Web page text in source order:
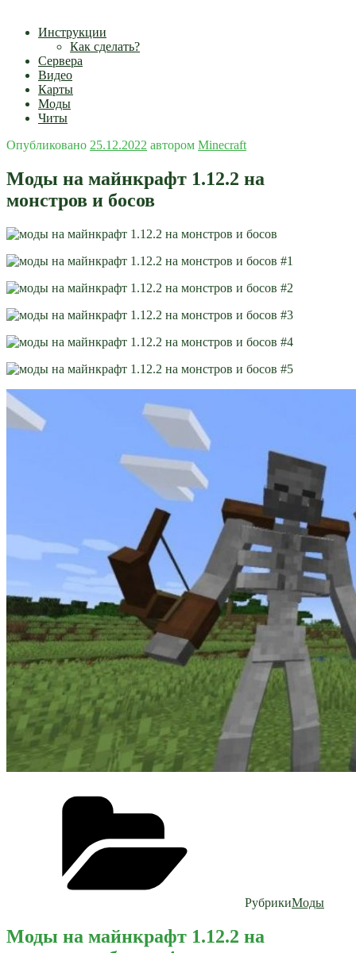
Инструкции
Как сделать?
Сервера
Видео
Карты
Моды
Читы
Опубликовано 25.12.2022 автором Minecraft
Моды на майнкрафт 1.12.2 на
монстров и босов
РубрикиМоды
Моды на майнкрафт 1.12.2 на